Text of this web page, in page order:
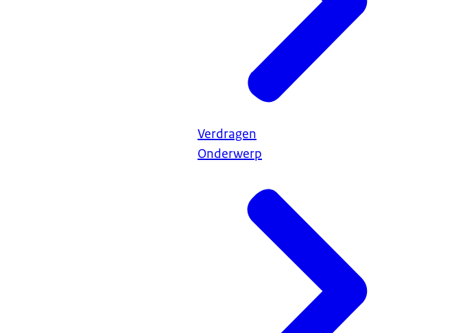
Verdragen
Onderwerp